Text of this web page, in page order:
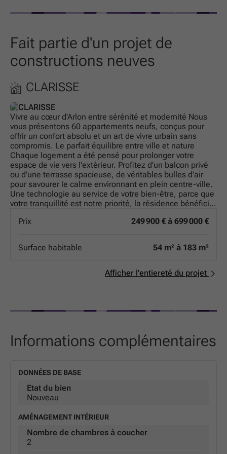
Fait partie d'un projet de
constructions neuves
CLARISSE
Vivre au cœur d'Arlon entre sérénité et modernité Nous
vous présentons 60 appartements neufs, conçus pour
offrir un confort absolu et un art de vivre urbain sans
compromis. Le parfait équilibre entre ville et nature
Chaque logement a été pensé pour prolonger votre
espace de vie vers l'extérieur. Profitez d'un balcon privé
ou d'une terrasse spacieuse, de véritables bulles d'air
pour savourer le calme environnant en plein centre-ville.
Une technologie au service de votre bien-être, parce que
votre tranquillité est notre priorité, la résidence bénéficie
de haute performance : pour un intérieur douillet en
Isolation phonique de pointe : pour vous garantir un
cocon de silence, loin de l'agitation urbaine. Que vous
allient esthétique contemporaine et durabilité au cœur
de l'une des villes les plus dynamiques de la région. Ne
Prix 249 900 € à 699 000 €
Surface habitable 54 m² à 183 m²
Afficher l'entiereté du projet
Informations complémentaires
DONNÉES DE BASE
Etat du bien
Nouveau
AMÉNAGEMENT INTÉRIEUR
Nombre de chambres à coucher
2